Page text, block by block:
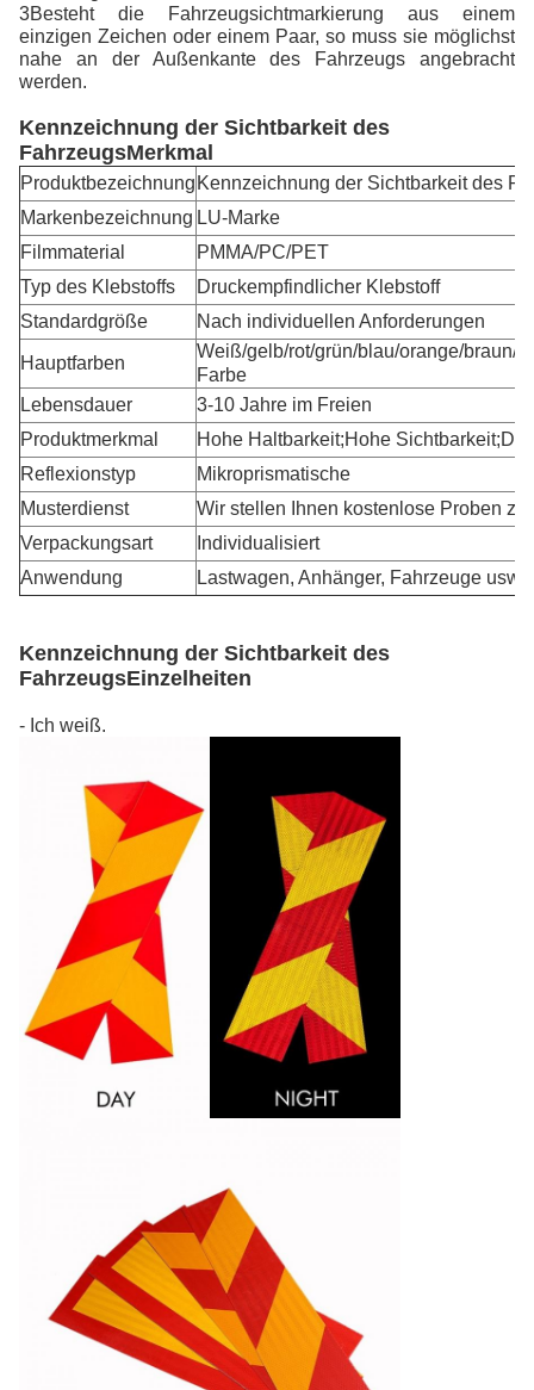
3Besteht die Fahrzeugsichtmarkierung aus einem
einzigen Zeichen oder einem Paar, so muss sie möglichst
nahe an der Außenkante des Fahrzeugs angebracht
werden.
Kennzeichnung der Sichtbarkeit des
FahrzeugsMerkmal
Produktbezeichnung Kennzeichnung der Sichtbarkeit des
Markenbezeichnung LU-Marke
Filmmaterial
PMMA/PC/PET
Typ des Klebstoffs
Druckempfindlicher Klebstoff
Standardgröße
Nach individuellen Anforderungen
Hauptfarben
Weiß/gelb/rot/grün/blau/orange/braun/
Farbe
Lebensdauer
3-10 Jahre im Freien
Produktmerkmal
Hohe Haltbarkeit;Hohe
Reflexionstyp
Mikroprismatische
Musterdienst
Wir stellen Ihnen kostenlose Proben
Verpackungsart
Individualisiert
Anwendung
Lastwagen, Anhänger, Fahrzeuge usw.
Kennzeichnung der Sichtbarkeit des
FahrzeugsEinzelheiten
- Ich weiß.